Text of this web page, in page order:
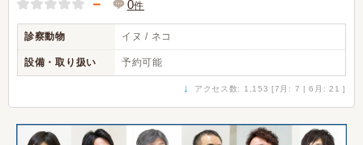
－ 0件
診察動物 イヌ / ネコ
設備・取り扱い 予約可能
↓ アクセス数: 1,153 [7月: 7 | 6月: 21 ]